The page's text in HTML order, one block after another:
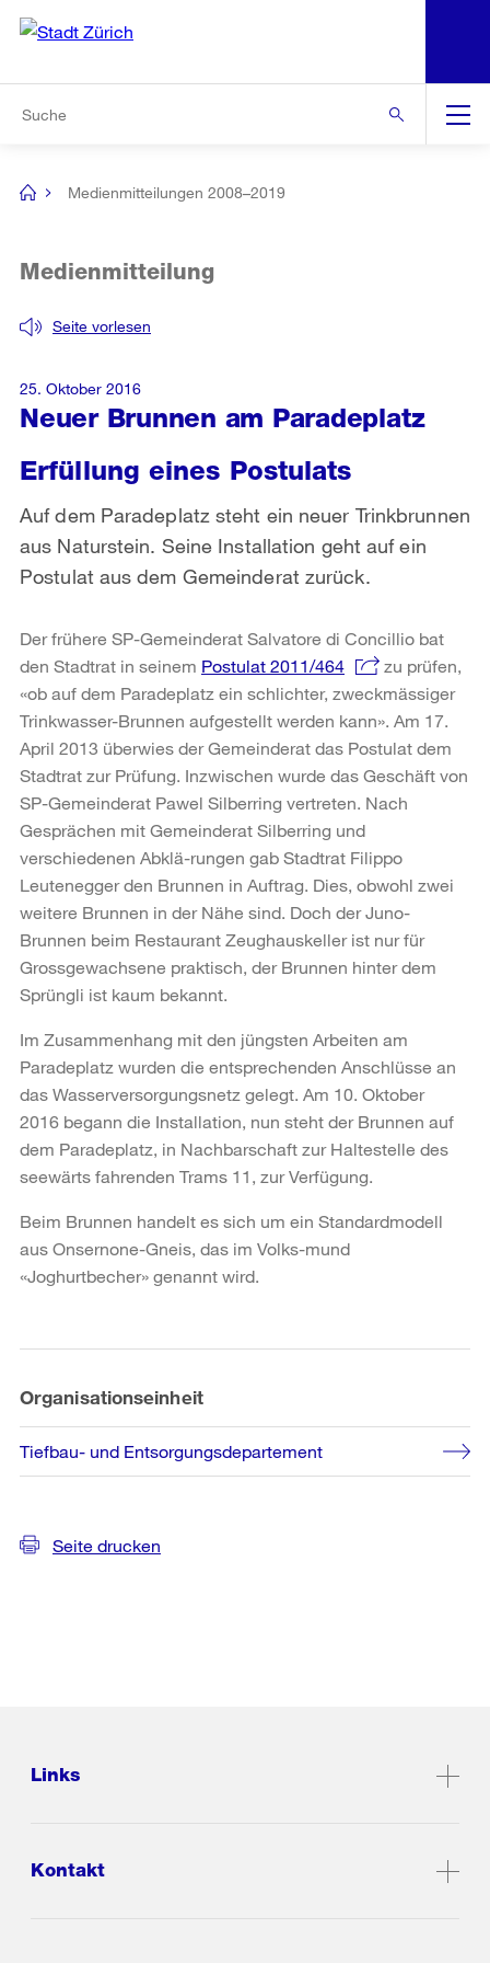
Navigation
[no
Medienmitteilungen 2008–2019
Neuer Brunnen am Paradeplatz
Seite vorlesen
Medienmitteilung
Erfüllung eines Postulats
Auf dem Paradeplatz steht ein neuer Trinkbrunnen
aus Naturstein. Seine Installation geht auf ein
Postulat aus dem Gemeinderat zurück.
25. Oktober 2016
Der frühere SP-Gemeinderat Salvatore di Concillio bat
den Stadtrat in seinem Postulat 2011/464
zu prüfen,
«ob auf dem Paradeplatz ein schlichter, zweckmässiger
Trinkwasser-Brunnen aufgestellt werden kann». Am 17.
April 2013 überwies der Gemeinderat das Postulat dem
Stadtrat zur Prüfung. Inzwischen wurde das Geschäft von
SP-Gemeinderat Pawel Silberring vertreten. Nach
Gesprächen mit Gemeinderat Silberring und
verschiedenen Abklä-rungen gab Stadtrat Filippo
Leutenegger den Brunnen in Auftrag. Dies, obwohl zwei
weitere Brunnen in der Nähe sind. Doch der Juno-
Brunnen beim Restaurant Zeughauskeller ist nur für
Grossgewachsene praktisch, der Brunnen hinter dem
Sprüngli ist kaum bekannt.
Im Zusammenhang mit den jüngsten Arbeiten am
Paradeplatz wurden die entsprechenden Anschlüsse an
das Wasserversorgungsnetz gelegt. Am 10. Oktober
2016 begann die Installation, nun steht der Brunnen auf
dem Paradeplatz, in Nachbarschaft zur Haltestelle des
seewärts fahrenden Trams 11, zur Verfügung.
Beim Brunnen handelt es sich um ein Standardmodell
aus Onsernone-Gneis, das im Volks-mund
«Joghurtbecher» genannt wird.
Organisationseinheit
Tiefbau- und Entsorgungsdepartement
Seite drucken
Links
Kontakt